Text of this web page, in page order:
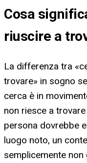
Cosa
riuscire a
La differenza tra
trovare» in sogno
cerca è in
non riesce a
persona dovrebbe
luogo noto, un
semplicemente non